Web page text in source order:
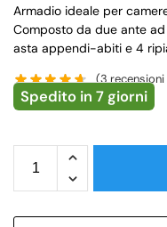
Armadio ideale per
Composto da due ante
asta appendi-abiti e 4
(3recensioni
Spedito in 7 giorni